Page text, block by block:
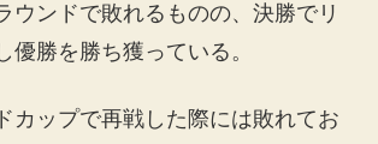
ウンドで敗れるものの、決勝でリ
優勝を勝ち獲っている。
カップで再戦した際には敗れてお